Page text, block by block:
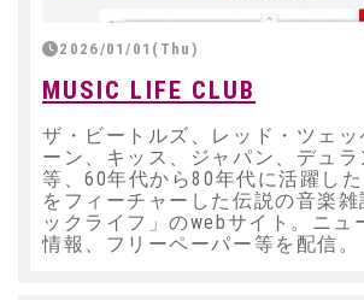
2026/01/01(Thu)
MUSIC LIFE CLUB
ザ・ビートルズ、レッド・ツェッ
ーン、キッス、ジャパン、デュラ
等、60年代から80年代に活躍し
をフィーチャーした伝説の音楽
ックライフ」のwebサイト。ニュ
情報、フリーペーパー等を配信。